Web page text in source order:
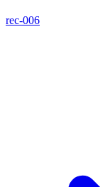
rec-006